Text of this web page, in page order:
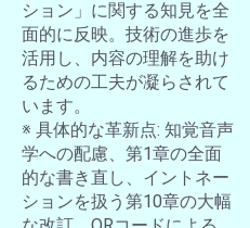
ション」に関する知見を全
面的に反映。技術の進歩を
活用し、内容の理解を助け
るための工夫が凝らされて
います。
※ 具体的な革新点: 知覚音声
学への配慮、第1章の全面
的な書き直し、イントネー
ションを扱う第10章の大幅